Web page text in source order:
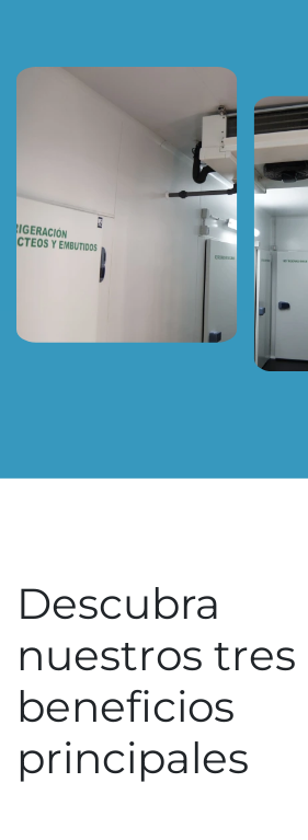
Descubra
nuestros tres
beneficios
principales